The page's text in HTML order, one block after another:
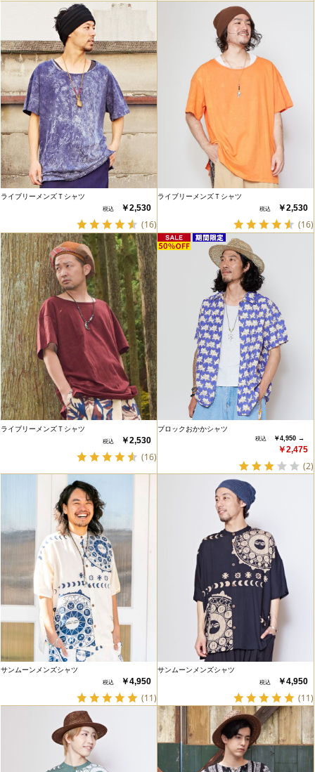
ライブリーメンズＴシャツ
￥2,530
(16)
ライブリーメンズＴシャツ
￥2,530
(16)
ライブリーメンズＴシャツ
￥2,530
(16)
ブロックおかかシャツ
￥4,950 →
￥2,475
(2)
サンムーンメンズシャツ
￥4,950
(11)
サンムーンメンズシャツ
￥4,950
(11)